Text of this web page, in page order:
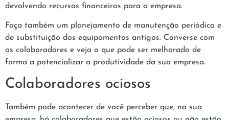
devolvendo recursos financeiros para a empresa.
Faça também um planejamento de manutenção periódica e
de substituição dos equipamentos antigos. Converse com
os colaboradores e veja o que pode ser melhorado de
forma a potencializar a produtividade da sua empresa.
Colaboradores ociosos
Também pode acontecer de você perceber que, na sua